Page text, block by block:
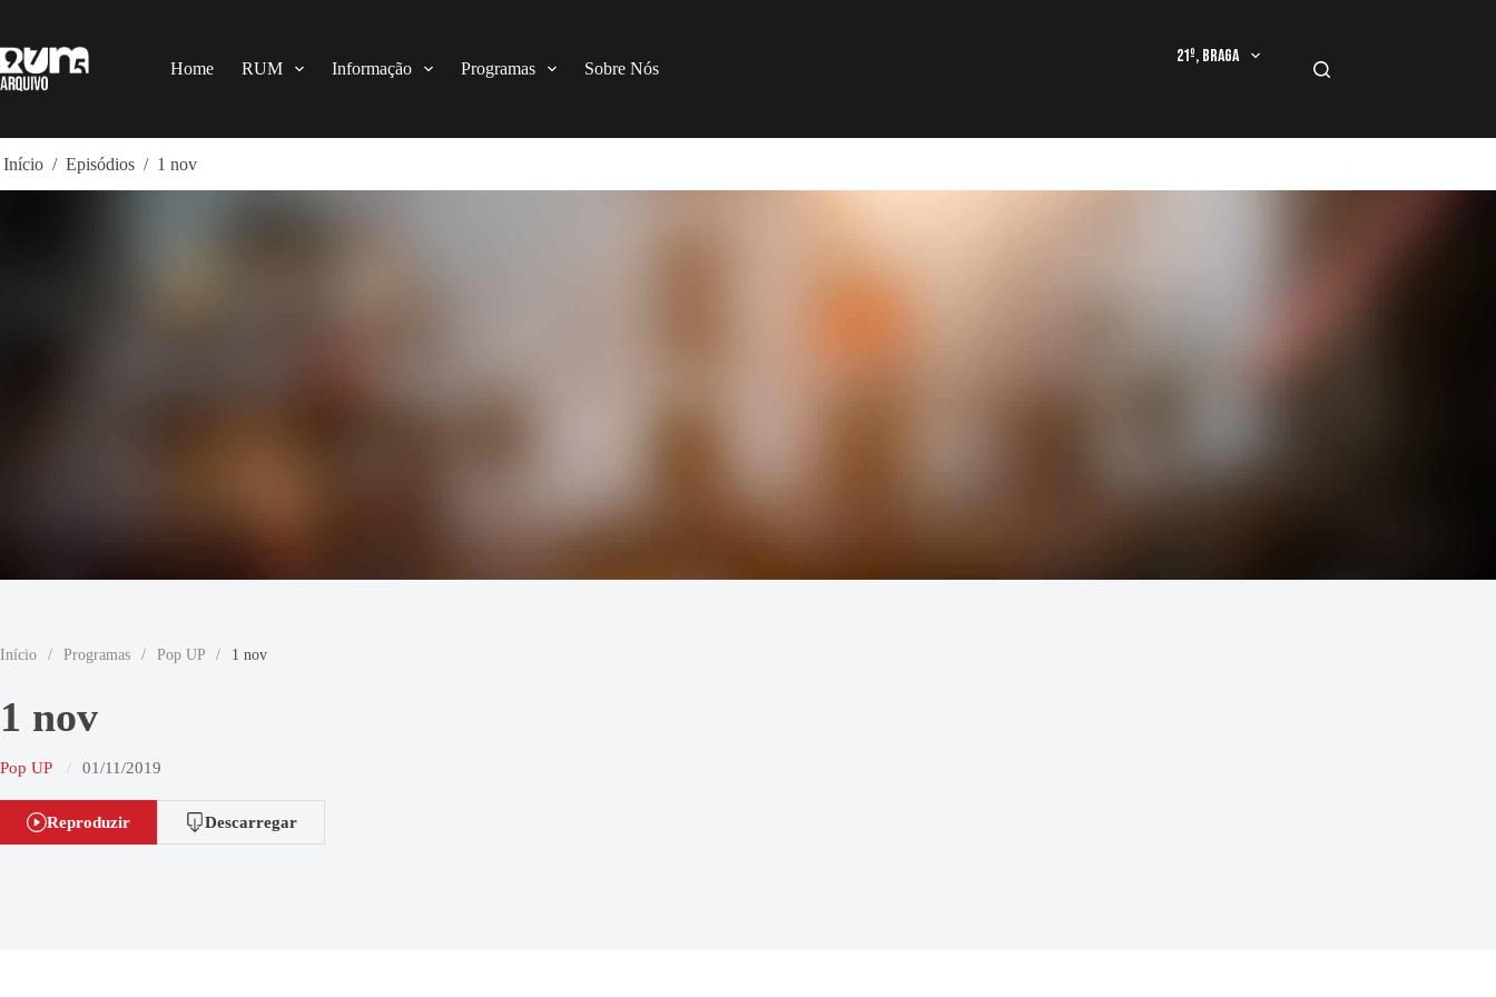
o
conteúdo
Home RUM Informação Programas Sobre Nós
21º, Braga
Início / Episódios / 1 nov
Início / Programas / Pop UP / 1 nov
1 nov
Pop UP 01/11/2019
Reproduzir Descarregar